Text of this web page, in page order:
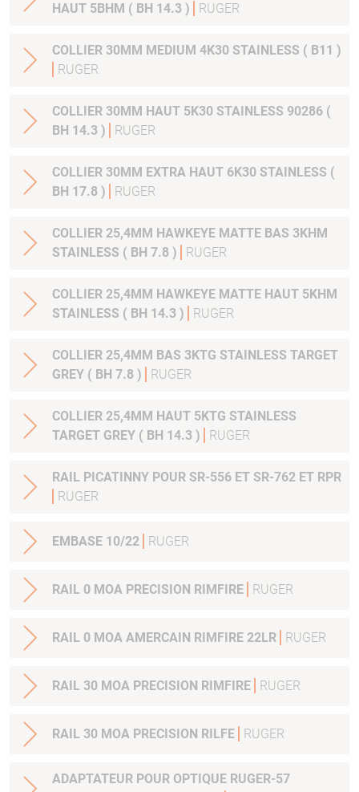
HAUT 5BHM ( BH 14.3 )
RUGER
COLLIER 30MM MEDIUM 4K30 STAINLESS ( B11 )
RUGER
COLLIER 30MM HAUT 5K30 STAINLESS 90286 (
BH 14.3 )
RUGER
COLLIER 30MM EXTRA HAUT 6K30 STAINLESS (
BH 17.8 )
RUGER
COLLIER 25,4MM HAWKEYE MATTE BAS 3KHM
STAINLESS ( BH 7.8 )
RUGER
COLLIER 25,4MM HAWKEYE MATTE HAUT 5KHM
STAINLESS ( BH 14.3 )
RUGER
COLLIER 25,4MM BAS 3KTG STAINLESS TARGET
GREY ( BH 7.8 )
RUGER
COLLIER 25,4MM HAUT 5KTG STAINLESS
TARGET GREY ( BH 14.3 )
RUGER
RAIL PICATINNY POUR SR-556 ET SR-762 ET RPR
RUGER
EMBASE 10/22 RUGER
RAIL 0 MOA PRECISION RIMFIRE RUGER
RAIL 0 MOA AMERCAIN RIMFIRE 22LR RUGER
RAIL 30 MOA PRECISION RIMFIRE RUGER
RAIL 30 MOA PRECISION RILFE RUGER
ADAPTATEUR POUR OPTIQUE RUGER-57